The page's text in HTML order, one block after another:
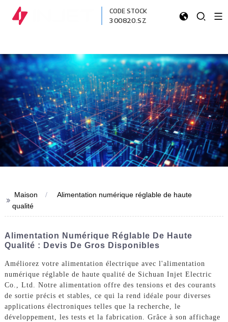
CODE STOCK
300820.SZ
>> Maison
Alimentation numérique réglable de haute
qualité
Alimentation Numérique Réglable De Haute
Qualité : Devis De Gros Disponibles
Améliorez votre alimentation électrique avec l'alimentation
numérique réglable de haute qualité de Sichuan Injet Electric
Co., Ltd. Notre alimentation offre des tensions et des courants
de sortie précis et stables, ce qui la rend idéale pour diverses
applications électroniques telles que la recherche, le
développement, les tests et la fabrication. Grâce à son affichage